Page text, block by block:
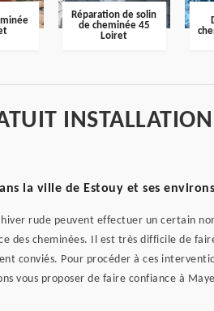
Réparation de solin
de cheminée 45
Loiret
la ville de Estouy et ses environs
hiver rude peuvent effectuer un certain
des cheminées. Il est très difficile de
conviés. Pour procéder à ces
vous proposer de faire confiance à